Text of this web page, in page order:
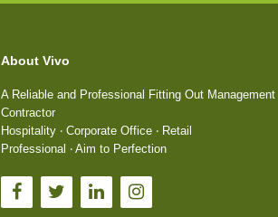
About Vivo
A Reliable and Professional Fitting Out Management
Contractor
Hospitality ‧ Corporate Office ‧ Retail
Professional ‧ Aim to Perfection